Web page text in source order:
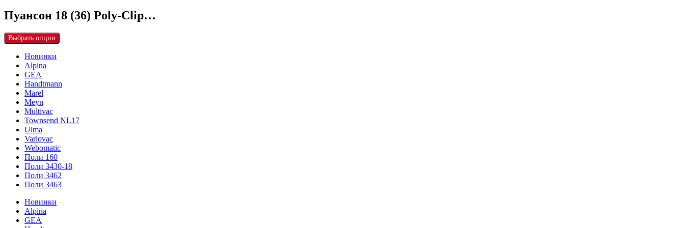
Пуансон 18 (36) Poly-Clip…
Выбрать опции
Новинки
Alpina
GEA
Handtmann
Marel
Meyn
Multivac
Townsend NL17
Ulma
Variovac
Webomatic
Поли 160
Поли 3430-18
Поли 3462
Поли 3463
Новинки
Alpina
GEA